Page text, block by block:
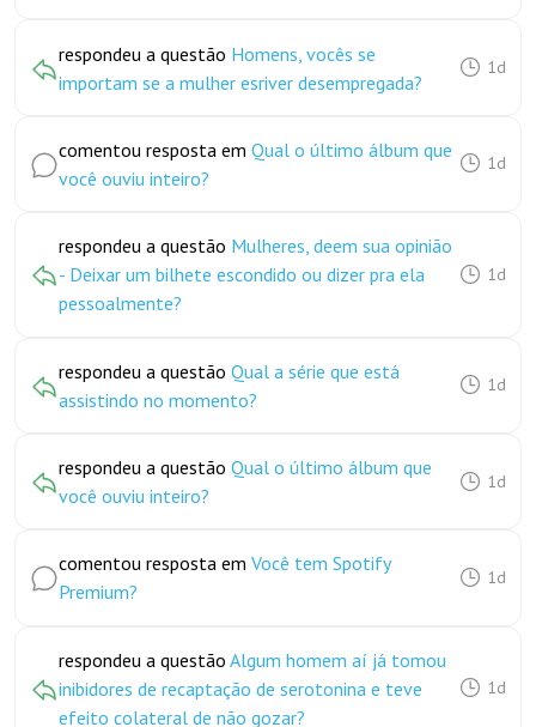
respondeu a questão Homens, vocês se
importam se a mulher esriver desempregada?
1d
comentou resposta em Qual o último álbum que
você ouviu inteiro?
1d
respondeu a questão Mulheres, deem sua opinião
- Deixar um bilhete escondido ou dizer pra ela
pessoalmente?
1d
respondeu a questão Qual a série que está
assistindo no momento?
1d
respondeu a questão Qual o último álbum que
você ouviu inteiro?
1d
comentou resposta em Você tem Spotify
Premium?
1d
respondeu a questão Algum homem aí já tomou
inibidores de recaptação de serotonina e teve
efeito colateral de não gozar?
1d